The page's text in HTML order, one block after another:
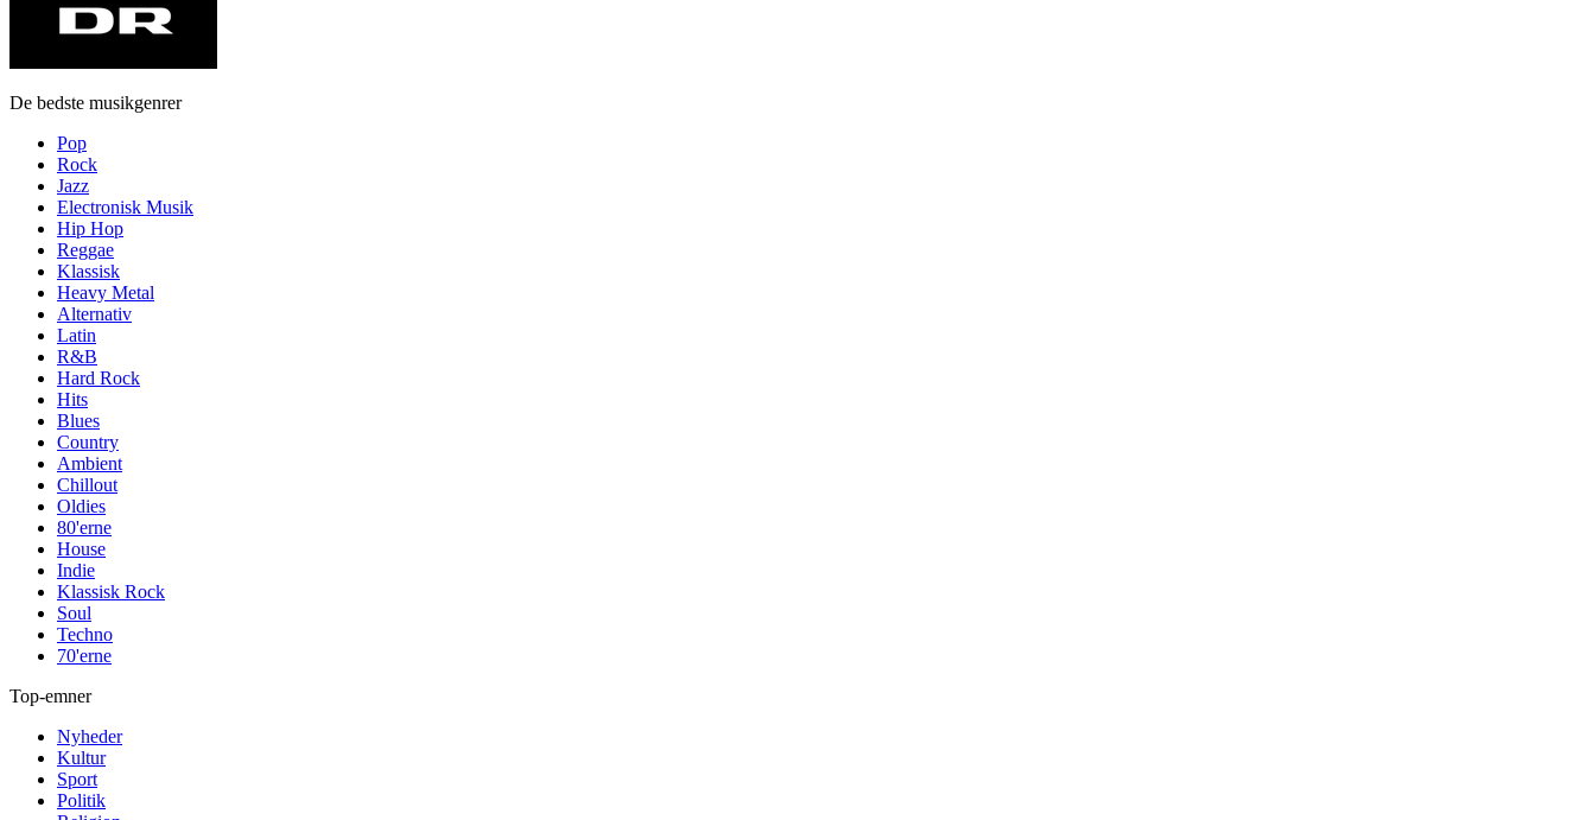
De bedste musikgenrer
Pop
Rock
Jazz
Electronisk Musik
Hip Hop
Reggae
Klassisk
Heavy Metal
Alternativ
Latin
R&B
Hard Rock
Hits
Blues
Country
Ambient
Chillout
Oldies
80'erne
House
Indie
Klassisk Rock
Soul
Techno
70'erne
Top-emner
Nyheder
Kultur
Sport
Politik